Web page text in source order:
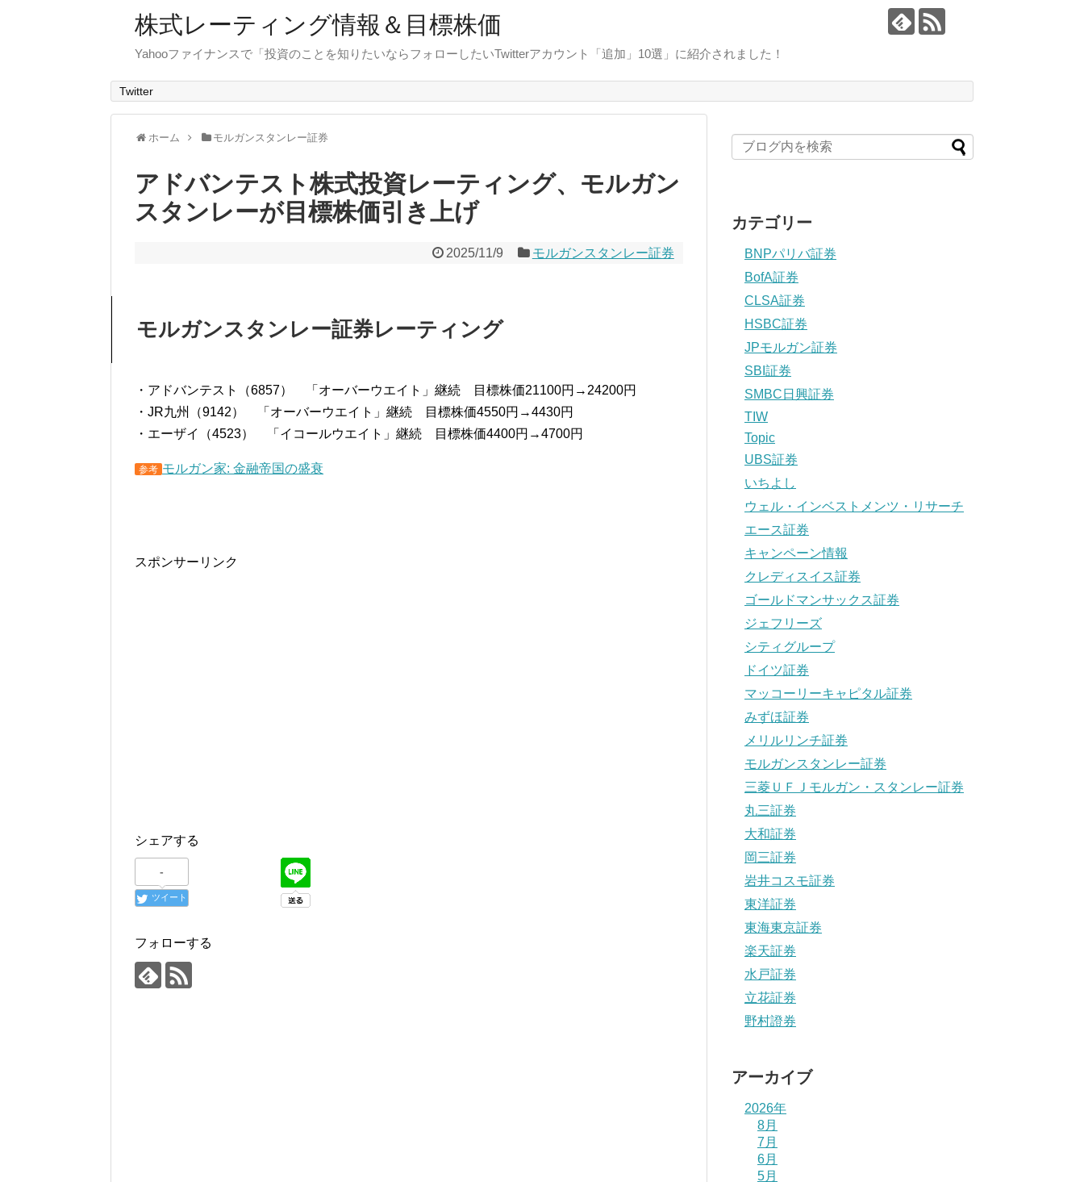
株式レーティング情報＆目標株価
Yahooファイナンスで「投資のことを知りたいならフォローしたいTwitterアカウント「追加」10選」に紹介されました！
Twitter
ホーム モルガンスタンレー証券
アドバンテスト株式投資レーティング、モルガン
スタンレーが目標株価引き上げ
2025/11/9 モルガンスタンレー証券
モルガンスタンレー証券レーティング
・アドバンテスト（6857） 「オーバーウエイト」継続 目標株価21100円→24200円
・JR九州（9142） 「オーバーウエイト」継続 目標株価4550円→4430円
・エーザイ（4523） 「イコールウエイト」継続 目標株価4400円→4700円
参考 モルガン家: 金融帝国の盛衰
スポンサーリンク
シェアする
-
ツイート
フォローする
カテゴリー
BNPパリバ証券
BofA証券
CLSA証券
HSBC証券
JPモルガン証券
SBI証券
SMBC日興証券
TIW
Topic
UBS証券
いちよし
ウェル・インベストメンツ・リサーチ
エース証券
キャンペーン情報
クレディスイス証券
ゴールドマンサックス証券
ジェフリーズ
シティグループ
ドイツ証券
マッコーリーキャピタル証券
みずほ証券
メリルリンチ証券
モルガンスタンレー証券
三菱ＵＦＪモルガン・スタンレー証券
丸三証券
大和証券
岡三証券
岩井コスモ証券
東洋証券
東海東京証券
楽天証券
水戸証券
立花証券
野村證券
アーカイブ
2026年
8月
7月
6月
5月